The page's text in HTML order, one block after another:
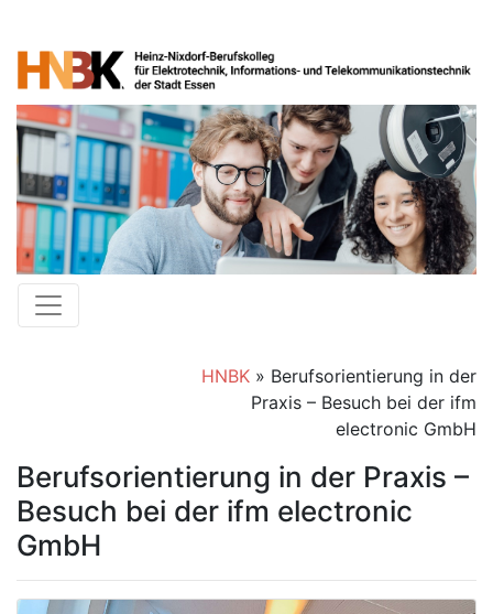
HNBK» Berufsorientierung in der
Praxis – Besuch bei der ifm
electronic GmbH
Berufsorientierung in der Praxis –
Besuch bei der ifm electronic
GmbH